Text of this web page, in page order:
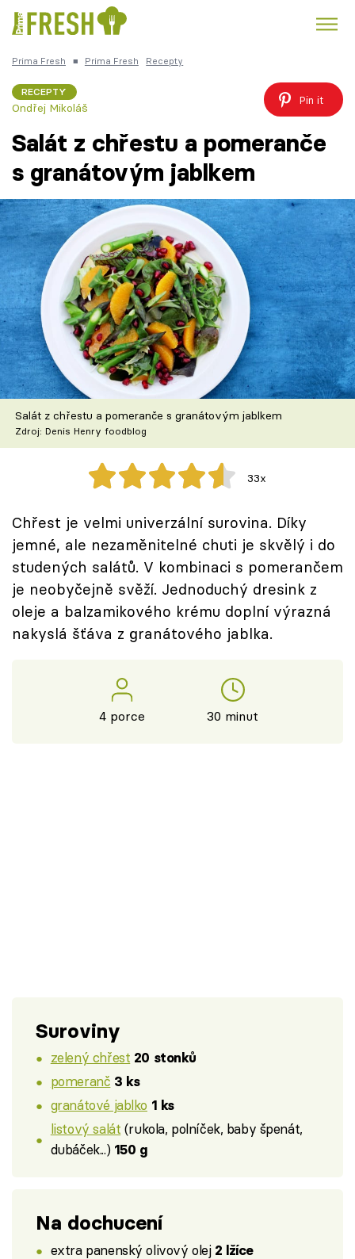
Česká kuchyně
Témata
Recepty
Články
TV Program
Škola vaření
Recepty z TV
Speciál: Cuketa
Těhotnej kuchař
Sledujte prima+
Přihlášení
Sledujte nás
Prima Fresh ■ Prima Fresh Recepty
RECEPTY
Ondřej Mikoláš
Pin it
Salát z chřestu a pomeranče
s granátovým jablkem
Salát z chřestu a pomeranče s granátovým jablkem
Zdroj: Denis Henry foodblog
33x
Chřest je velmi univerzální surovina. Díky
jemné, ale nezaměnitelné chuti je skvělý i do
studených salátů. V kombinaci s pomerančem
je neobyčejně svěží. Jednoduchý dresink z
oleje a balzamikového krému doplní výrazná
nakyslá šťáva z granátového jablka.
4 porce 30 minut
Suroviny
zelený chřest 20 stonků
pomeranč 3 ks
granátové jablko 1 ks
listový salát (rukola, polníček, baby špenát,
dubáček...) 150 g
Na dochucení
extra panenský olivový olej 2 lžíce